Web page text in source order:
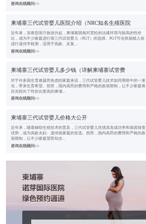
咨询在线顾问>>
柬埔寨三代试管婴儿医院介绍（NRC知名生殖医院
近年来，东南亚医疗旅游兴起，柬埔寨因相对宽松的法规环境与较高的性价
比，成为不少家庭进行第三代试管婴儿（PGT）的选择。PGT可在胚胎植入前
进行遗传学检测，适用于高龄、反复...
咨询在线顾问>>
柬埔寨三代试管婴儿多少钱（详解柬埔寨试管费
对于许多因生育难题而焦虑的家庭来说，三代试管婴儿技术如同黑暗中的一束
光，带来生育希望。然而，国内高昂的费用和严格的政策限制，让不少家庭将
目光投向了性价比更高的柬埔...
咨询在线顾问>>
柬埔寨三代试管婴儿价格大公开
近年来，随着辅助生殖技术的普及，三代试管婴儿凭借其高成功率和基因筛查
优势，成为高龄夫妇、遗传病家庭的首选。然而，国内高昂的费用和严格的政
策限制，让不少家庭望而却步...
咨询在线顾问>>